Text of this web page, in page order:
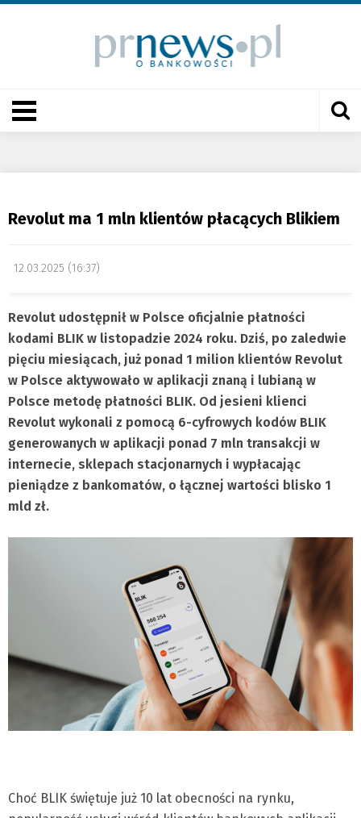
Revolut ma 1 mln klientów płacących Blikiem
12.03.2025 (16:37)
Revolut udostępnił w Polsce oficjalnie płatności
kodami BLIK w listopadzie 2024 roku. Dziś, po zaledwie
pięciu miesiącach, już ponad 1 milion klientów Revolut
w Polsce aktywowało w aplikacji znaną i lubianą w
Polsce metodę płatności BLIK. Od jesieni klienci
Revolut wykonali z pomocą 6-cyfrowych kodów BLIK
generowanych w aplikacji ponad 7 mln transakcji w
internecie, sklepach stacjonarnych i wypłacając
pieniądze z bankomatów, o łącznej wartości blisko 1
mld zł.
Choć BLIK świętuje już 10 lat obecności na rynku,